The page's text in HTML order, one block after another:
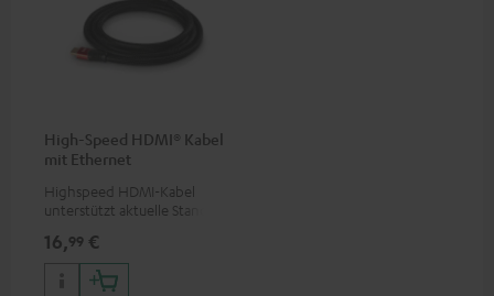
High-Speed HDMI® Kabel
mit Ethernet
Highspeed HDMI-Kabel
unterstützt aktuelle Standards
16,99 €